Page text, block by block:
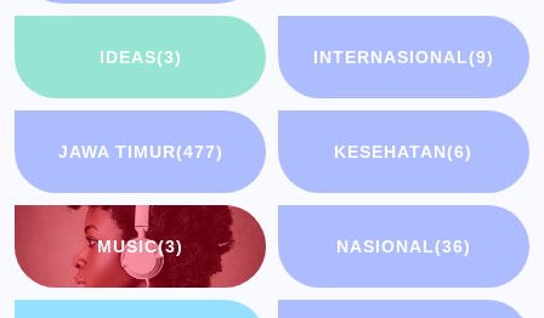
IDEAS(3) INTERNASIONAL(9)
JAWA TIMUR(477) KESEHATAN(6)
MUSIC(3) NASIONAL(36)